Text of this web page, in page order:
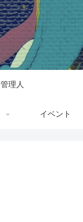
管理人
イベント